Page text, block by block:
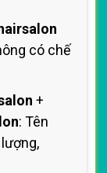
có chế
+
: Tên